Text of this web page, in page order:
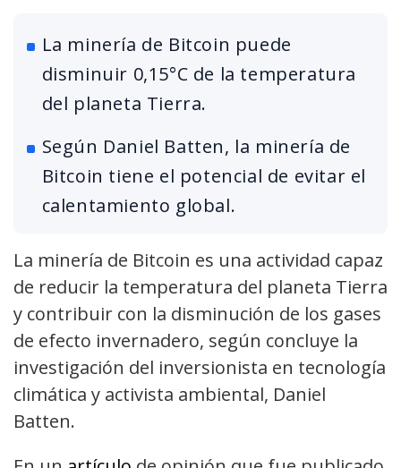
La minería de Bitcoin puede
disminuir 0,15°C de la temperatura
del planeta Tierra.
Según Daniel Batten, la minería de
Bitcoin tiene el potencial de evitar el
calentamiento global.
La minería de Bitcoin es una actividad capaz
de reducir la temperatura del planeta Tierra
y contribuir con la disminución de los gases
de efecto invernadero, según concluye la
investigación del inversionista en tecnología
climática y activista ambiental, Daniel
Batten.